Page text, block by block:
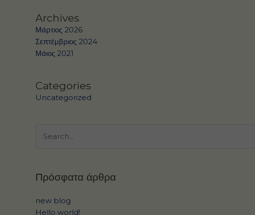
Archives
Μάρτιος 2026
Σεπτέμβριος 2024
Μάιος 2021
Categories
Uncategorized
για:
Πρόσφατα άρθρα
new blog
Hello world!